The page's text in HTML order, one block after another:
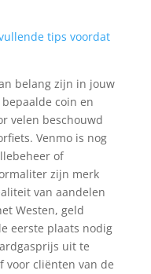
tips voordat
belang zijn in jouw
coin en
velen beschouwd
Venmo is nog
of
zijn merk
van aandelen
Westen, geld
eerste plaats nodig
uit te
voor cliënten van de